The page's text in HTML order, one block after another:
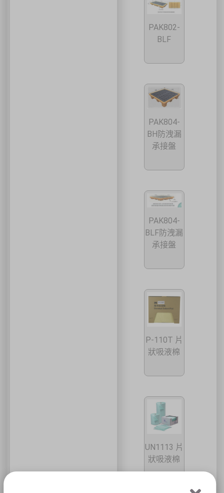
PAK802-
BLF
PAK804-
BH防洩漏
承接盤
PAK804-
BLF防洩漏
承接盤
P-110T 片
狀吸液棉
UN1113 片
狀吸液棉